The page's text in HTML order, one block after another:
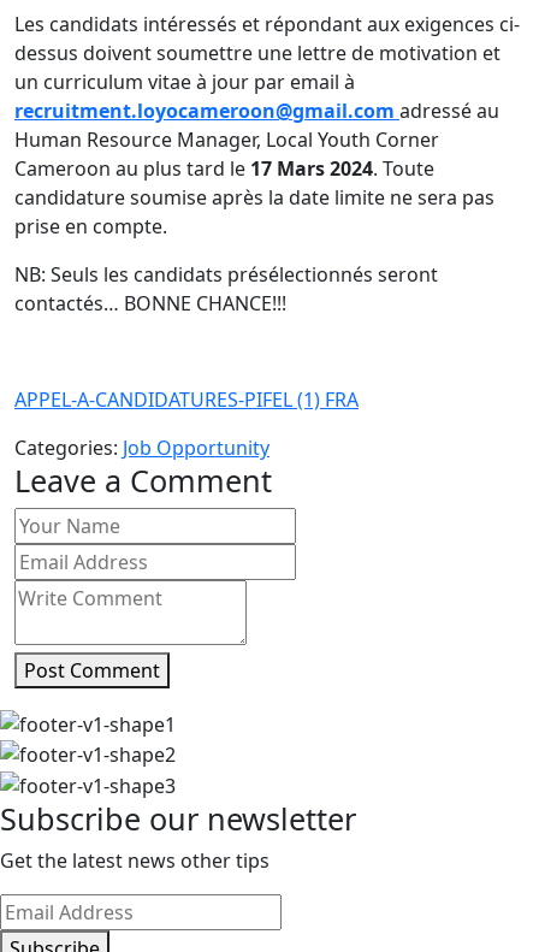
Les candidats intéressés et répondant aux exigences ci-
dessus doivent soumettre une lettre de motivation et
un curriculum vitae à jour par email à
recruitment.loyocameroon@gmail.com adressé au
Human Resource Manager, Local Youth Corner
Cameroon au plus tard le 17 Mars 2024. Toute
candidature soumise après la date limite ne sera pas
prise en compte.
NB: Seuls les candidats présélectionnés seront
contactés… BONNE CHANCE!!!
APPEL-A-CANDIDATURES-PIFEL (1) FRA
Categories: Job Opportunity
Leave a Comment
Post Comment
Subscribe our newsletter
Get the latest news other tips